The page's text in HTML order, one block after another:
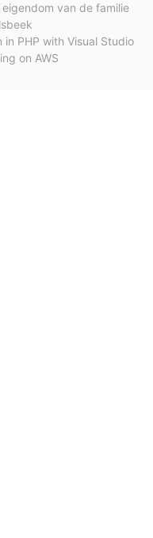
van de familie
PHP with Visual Studio
on AWS